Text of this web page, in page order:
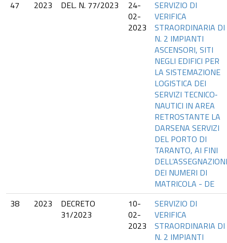
47
2023 DEL. N. 77/2023
24-
02-
2023
SERVIZIO DI
VERIFICA
STRAORDINARIA DI
N. 2 IMPIANTI
ASCENSORI, SITI
NEGLI EDIFICI PER
LA SISTEMAZIONE
LOGISTICA DEI
SERVIZI TECNICO‐
NAUTICI IN AREA
RETROSTANTE LA
DARSENA SERVIZI
DEL PORTO DI
TARANTO, AI FINI
DEI NUMERI DI
MATRICOLA - DE
38
2023
DECRETO
31/2023
10-
02-
2023
SERVIZIO DI
VERIFICA
STRAORDINARIA DI
N. 2 IMPIANTI